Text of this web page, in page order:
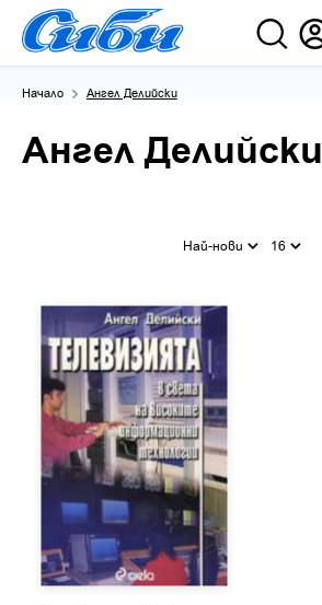
Начало Ангел Делийски
Ангел Делийски
Най-нови 16